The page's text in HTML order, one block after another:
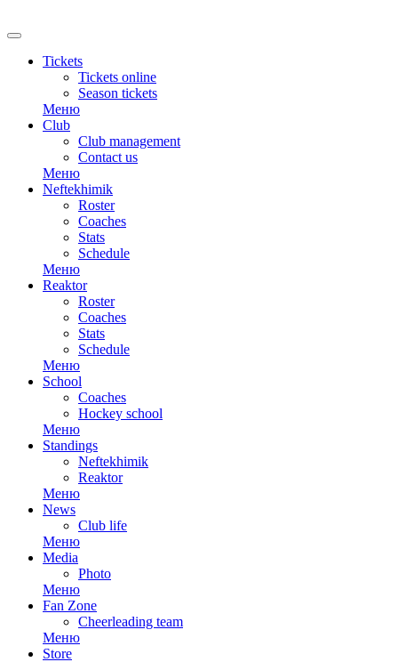
Tickets
Tickets online
Season tickets
Меню
Club
Club management
Contact us
Меню
Neftekhimik
Roster
Coaches
Stats
Schedule
Меню
Reaktor
Roster
Coaches
Stats
Schedule
Меню
School
Coaches
Hockey school
Меню
Standings
Neftekhimik
Reaktor
Меню
News
Club life
Меню
Media
Photo
Меню
Fan Zone
Cheerleading team
Меню
Store